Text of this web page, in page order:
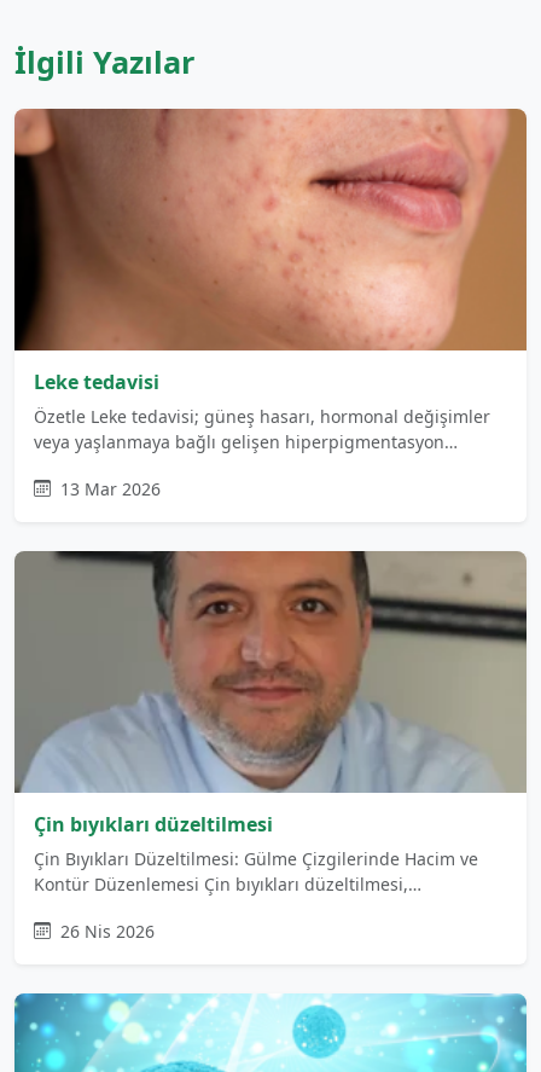
İlgili Yazılar
Leke tedavisi
Özetle Leke tedavisi; güneş hasarı, hormonal değişimler
veya yaşlanmaya bağlı gelişen hiperpigmentasyon…
13 Mar 2026
Çin bıyıkları düzeltilmesi
Çin Bıyıkları Düzeltilmesi: Gülme Çizgilerinde Hacim ve
Kontür Düzenlemesi Çin bıyıkları düzeltilmesi,…
26 Nis 2026